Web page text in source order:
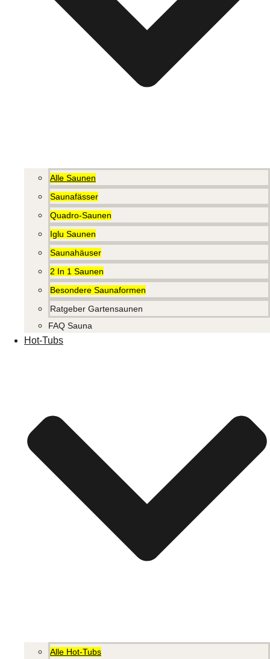
Alle Saunen
Saunafässer
Quadro-Saunen
Iglu Saunen
Saunahäuser
2 In 1 Saunen
Besondere Saunaformen
Ratgeber Gartensaunen
FAQ Sauna
Hot-Tubs
Alle Hot-Tubs